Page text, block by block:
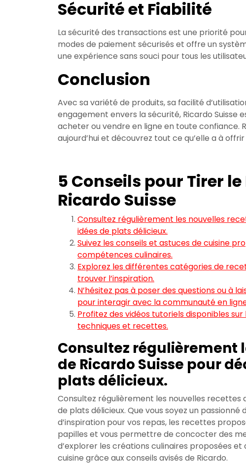
Sécurité et Fiabilité
La sécurité des transactions est une priorité
modes de paiement sécurisés et offre un
une expérience sans souci pour tous les
Conclusion
Avec sa variété de produits, sa facilité
engagement envers la sécurité, Ricardo Suisse
acheter ou vendre en ligne en toute confiance.
aujourd’hui et découvrez tout ce qu’elle a à offrir
5 Conseils pour Tirer
Ricardo Suisse
Consultez régulièrement les nouvelles
idées de plats délicieux.
Suivez les conseils et astuces de cuisine
compétences culinaires.
Explorez les différentes catégories de
trouver l’inspiration.
N’hésitez pas à poser des questions ou à
pour interagir avec la communauté en
Profitez des vidéos tutoriels disponibles
techniques et recettes.
Consultez régulièrement
de Ricardo Suisse pour
plats délicieux.
Consultez régulièrement les nouvelles recettes
de plats délicieux. Que vous soyez un
d’inspiration pour vos repas, les recettes
papilles et vous permettre de concocter des
d’explorer les créations culinaires proposées
cuisine grâce aux conseils avisés de Ricardo.